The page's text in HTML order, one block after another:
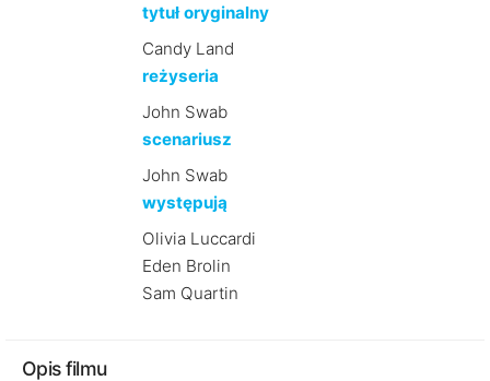
tytuł oryginalny
Candy Land
reżyseria
John Swab
scenariusz
John Swab
występują
Olivia Luccardi
Eden Brolin
Sam Quartin
Opis filmu